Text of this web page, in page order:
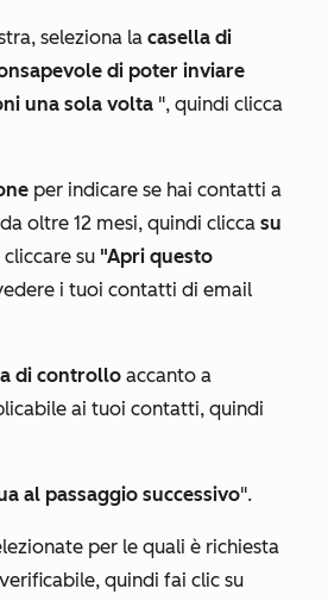
seleziona la casella di
di poter inviare
una sola volta ", quindi clicca
per indicare se hai contatti a
oltre 12 mesi, quindi clicca su
cliccare su "Apri questo
i tuoi contatti di email
di controllo accanto a
ai tuoi contatti, quindi
al passaggio successivo".
per le quali è richiesta
quindi fai clic su